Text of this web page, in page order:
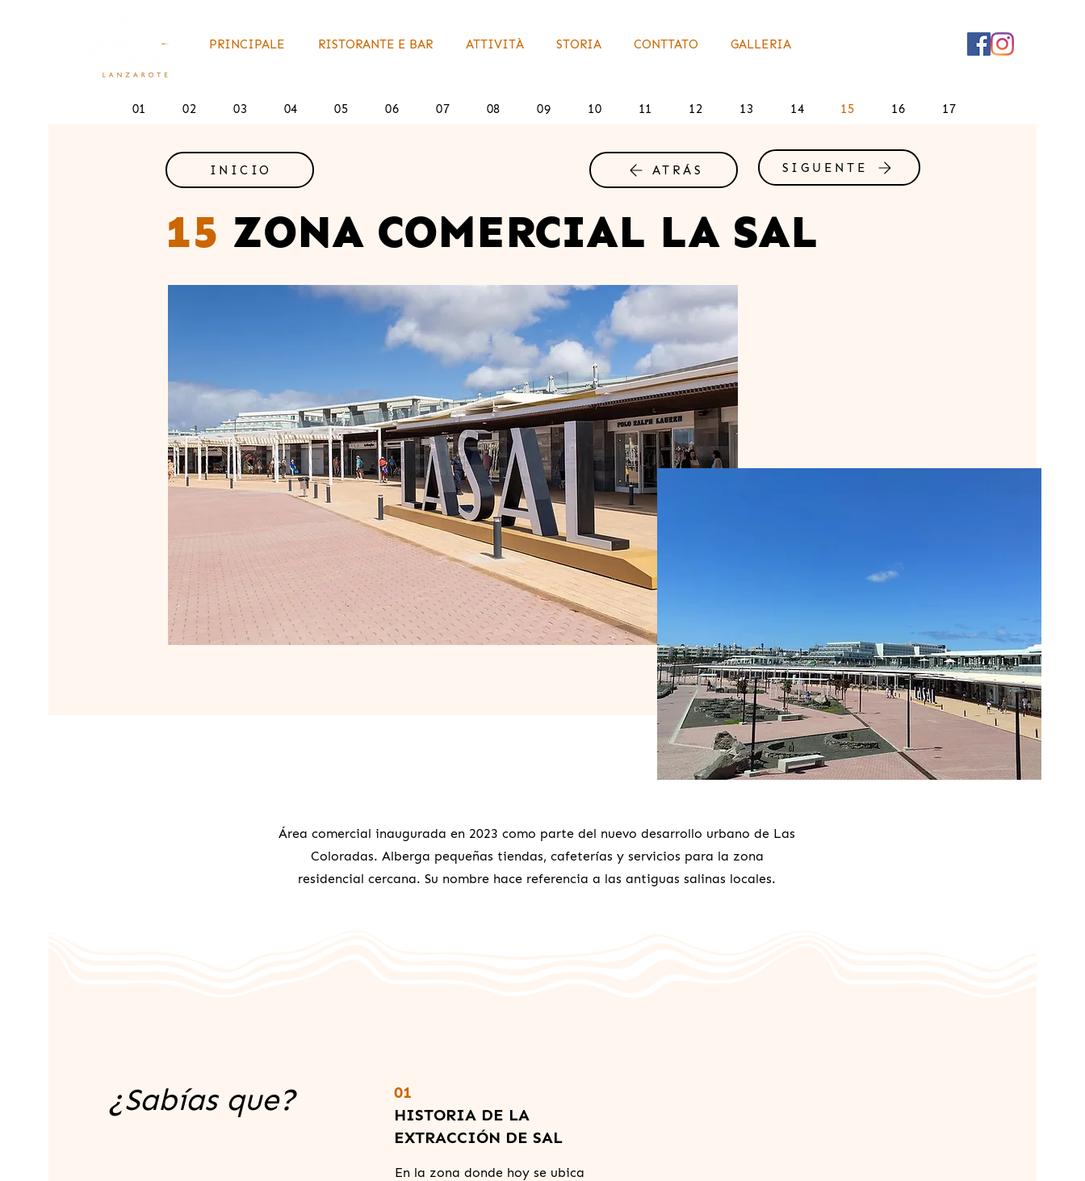
PRINCIPALE RISTORANTE E BAR ATTIVITÀ STORIA CONTTATO GALLERIA
01 02 03 04 05 06 07 08 09 10 11 12 13 14 15 16 17
INICIO ATRÁS
15 ZONA COMERCIAL LA SAL
SIGUENTE
Área comercial inaugurada en 2023 como parte del nuevo desarrollo urbano de Las
Coloradas. Alberga pequeñas tiendas, cafeterías y servicios para la zona
residencial cercana. Su nombre hace referencia a las antiguas salinas locales.
¿Sabías que?
01
HISTORIA DE LA
EXTRACCIÓN DE SAL
En la zona donde hoy se ubica